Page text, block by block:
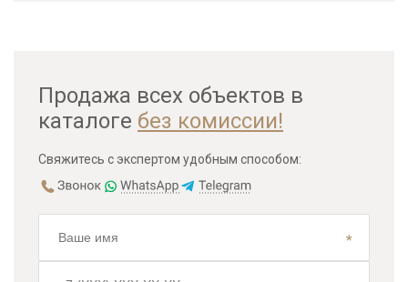
Продажа всех объектов в
каталоге без комиссии!
Свяжитесь с экспертом удобным способом: